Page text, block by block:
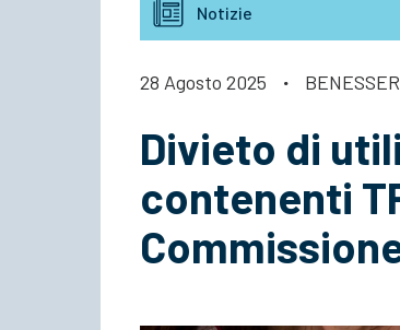
Notizie
28 Agosto 2025 ·
Divieto di
contenenti